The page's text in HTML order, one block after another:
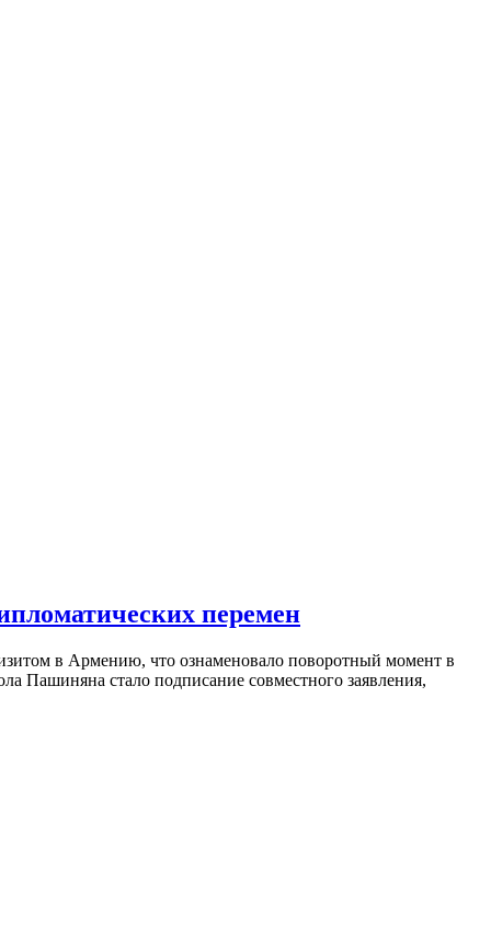
перемен
в Армению, что ознаменовало поворотный момент в
Пашиняна стало подписание совместного заявления,